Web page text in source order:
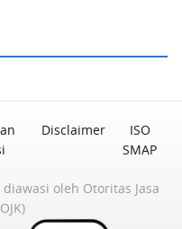
Disclaimer
ISO
SMAP
oleh Otoritas Jasa